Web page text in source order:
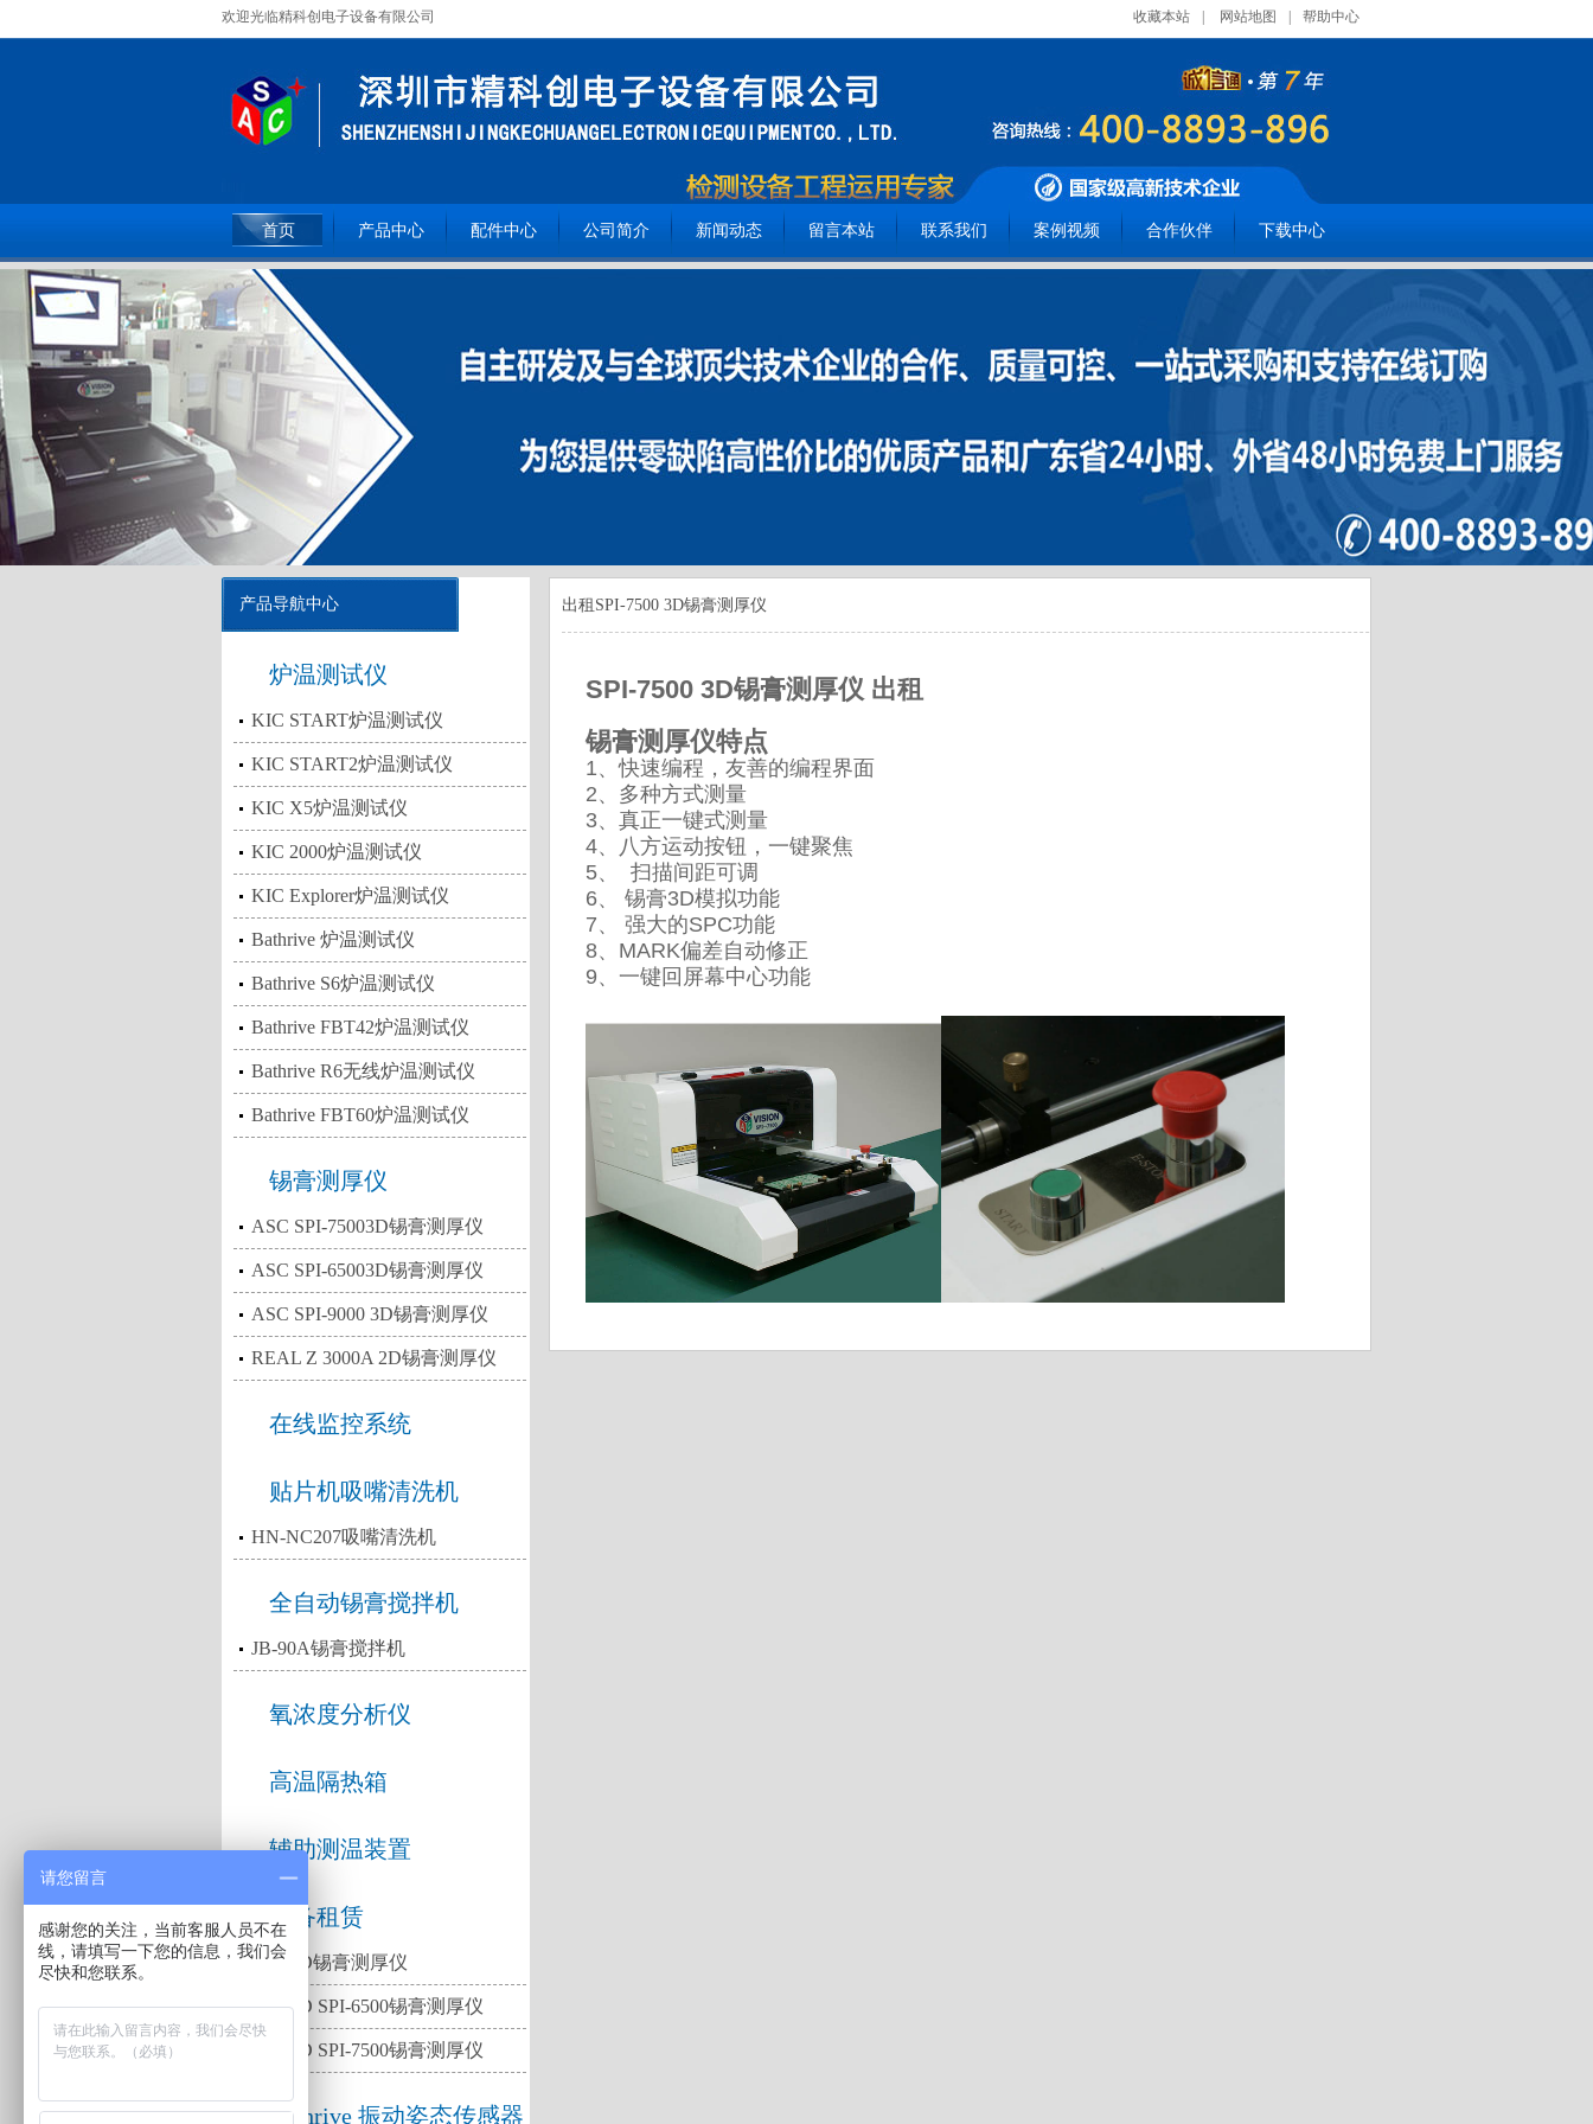
欢迎光临精科创电子设备有限公司 收藏本站 网站地图 帮助中心
全国服务热线：15362093809
首页 产品中心 配件中心 公司简介 新闻动态 留言本站 联系我们 案例视频 合作伙伴 下载中心
产品导航中心
炉温测试仪
KIC START炉温测试仪
KIC START2炉温测试仪
KIC X5炉温测试仪
KIC 2000炉温测试仪
KIC Explorer炉温测试仪
Bathrive 炉温测试仪
Bathrive S6炉温测试仪
Bathrive FBT42炉温测试仪
Bathrive R6无线炉温测试仪
Bathrive FBT60炉温测试仪
锡膏测厚仪
ASC SPI-75003D锡膏测厚仪
ASC SPI-65003D锡膏测厚仪
ASC SPI-9000 3D锡膏测厚仪
REAL Z 3000A 2D锡膏测厚仪
在线监控系统
贴片机吸嘴清洗机
HN-NC207吸嘴清洗机
全自动锡膏搅拌机
JB-90A锡膏搅拌机
氧浓度分析仪
高温隔热箱
辅助测温装置
设备租赁
出租2D锡膏测厚仪
出租3D SPI-6500锡膏测厚仪
出租3D SPI-7500锡膏测厚仪
Bathrive 振动姿态传感器
出租SPI-7500 3D锡膏测厚仪
SPI-7500 3D锡膏测厚仪 出租
锡膏测厚仪特点
1、快速编程，友善的编程界面
2、多种方式测量
3、真正一键式测量
4、八方运动按钮，一键聚焦
5、 扫描间距可调
6、 锡膏3D模拟功能
7、 强大的SPC功能
8、MARK偏差自动修正
9、一键回屏幕中心功能
请您留言
感谢您的关注，当前客服人员不在
线，请填写一下您的信息，我们会
尽快和您联系。